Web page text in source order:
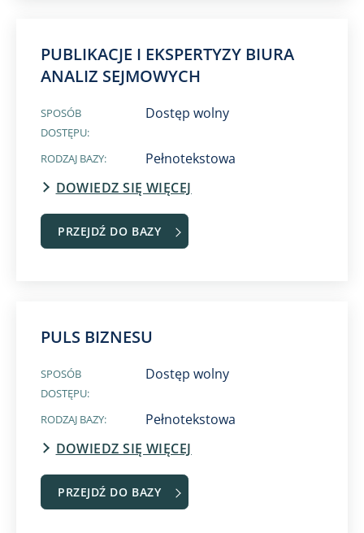
PUBLIKACJE I EKSPERTYZY BIURA
ANALIZ SEJMOWYCH
SPOSÓB
DOSTĘPU:
Dostęp wolny
RODZAJ BAZY:
Pełnotekstowa
DOWIEDZ SIĘ WIĘCEJ
PRZEJDŹ DO BAZY
PULS BIZNESU
SPOSÓB
DOSTĘPU:
Dostęp wolny
RODZAJ BAZY:
Pełnotekstowa
DOWIEDZ SIĘ WIĘCEJ
PRZEJDŹ DO BAZY